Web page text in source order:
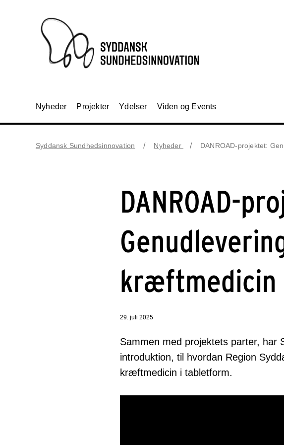
Nyheder Projekter Ydelser Viden og Events
Syddansk Sundhedsinnovation Nyheder DANROAD-projektet:
DANROAD-
kræftmedicin
29. juli 2025
Sammen med projektets parter, har
introduktion, til hvordan Region
kræftmedicin i tabletform.